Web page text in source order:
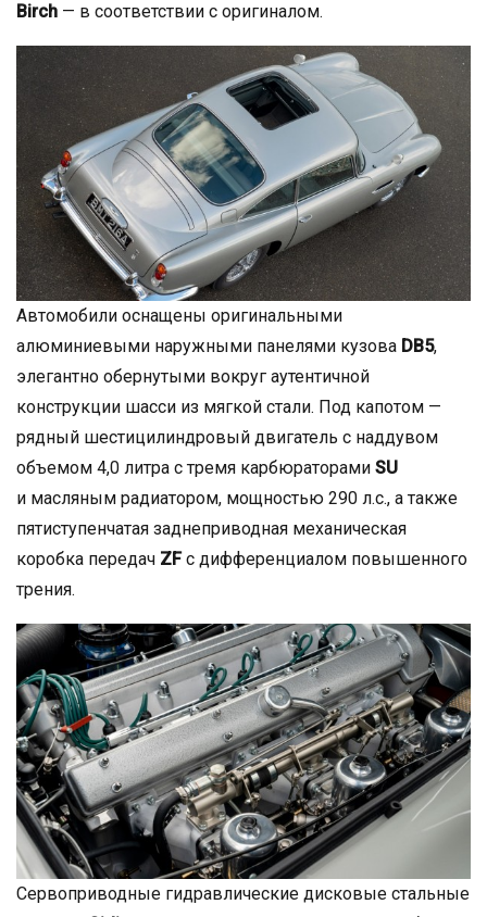
Birch — в соответствии с оригиналом.
Автомобили оснащены оригинальными
алюминиевыми наружными панелями кузова DB5,
элегантно обернутыми вокруг аутентичной
конструкции шасси из мягкой стали. Под капотом —
рядный шестицилиндровый двигатель с наддувом
объемом 4,0 литра с тремя карбюраторами SU
и масляным радиатором, мощностью 290 л.с., а также
пятиступенчатая заднеприводная механическая
коробка передач ZFс дифференциалом повышенного
трения.
Сервоприводные гидравлические дисковые стальные